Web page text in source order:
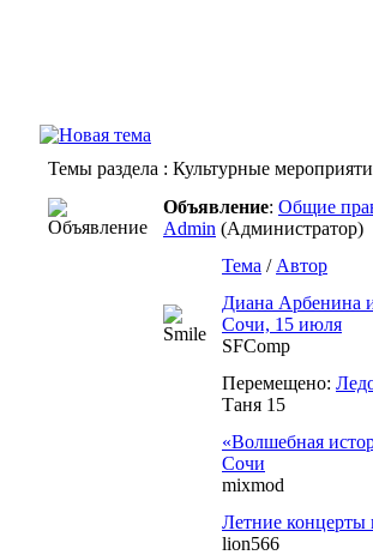
Темы раздела : Культурные
Объявление: Общие
Admin (Администратор)
Тема / Автор
Диана
Сочи, 15 июля
SFComp
Перемещено:
Таня 15
«Волшебная
Сочи
mixmod
Летние
lion566